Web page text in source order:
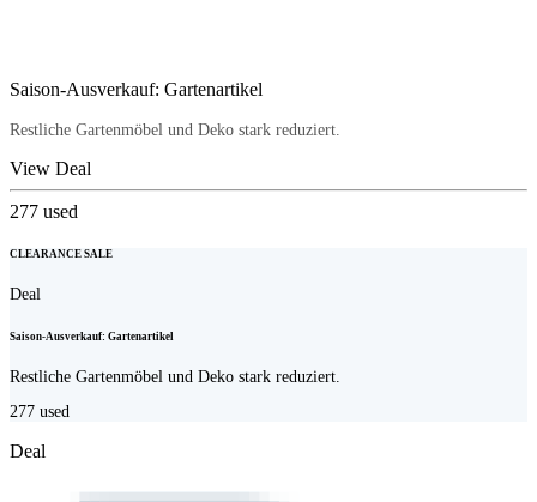
Saison-Ausverkauf: Gartenartikel
Restliche Gartenmöbel und Deko stark reduziert.
View Deal
277 used
CLEARANCE SALE
Deal
Saison-Ausverkauf: Gartenartikel
Restliche Gartenmöbel und Deko stark reduziert.
277 used
Deal